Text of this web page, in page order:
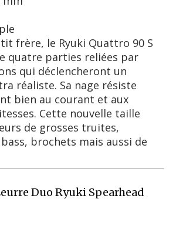
frère, le Ryuki Quattro 90 S
quatre parties reliées par
qui déclencheront un
réaliste. Sa nage résiste
bien au courant et aux
Cette nouvelle taille
de grosses truites,
brochets mais aussi de
Duo Ryuki Spearhead